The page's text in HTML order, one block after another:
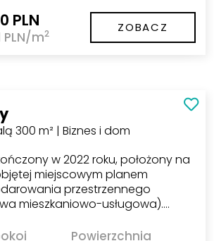
PLN
PLN/m2 ZOBACZ
300 m² | Biznes i dom
w 2022 roku, położony na
miejscowym planem
przestrzennego
mieszkaniowo-usługowa).…
Powierzchnia